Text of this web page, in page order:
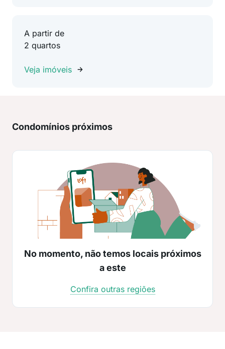
A partir de
2 quartos
Veja imóveis
Condomínios próximos
No momento, não temos locais próximos
a este
Confira outras regiões